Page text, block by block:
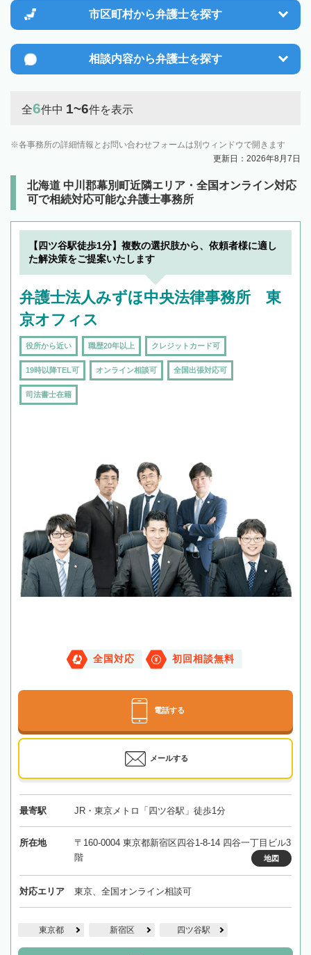
市区町村から弁護士を探す
相談内容から弁護士を探す
全6件中 1~6件を表示
各事務所の詳細情報とお問い合わせフォームは別ウィンドウで開きます
更新日：2026年8月7日
北海道 中川郡幕別町近隣エリア・全国オンライン対応
可で相続対応可能な弁護士事務所
【四ツ谷駅徒歩1分】複数の選択肢から、依頼者様に適し
た解決策をご提案いたします
弁護士法人みずほ中央法律事務所 東
京オフィス
役所から近い 職歴20年以上 クレジットカード可
19時以降TEL可 オンライン相談可 全国出張対応可
司法書士在籍
全国対応 初回相談無料
電話する
メールする
最寄駅 JR・東京メトロ「四ツ谷駅」徒歩1分
所在地
〒160-0004 東京都新宿区四谷1-8-14 四谷一丁目ビル3
階
地図
対応エリア 東京、全国オンライン相談可
東京都 新宿区 四ツ谷駅